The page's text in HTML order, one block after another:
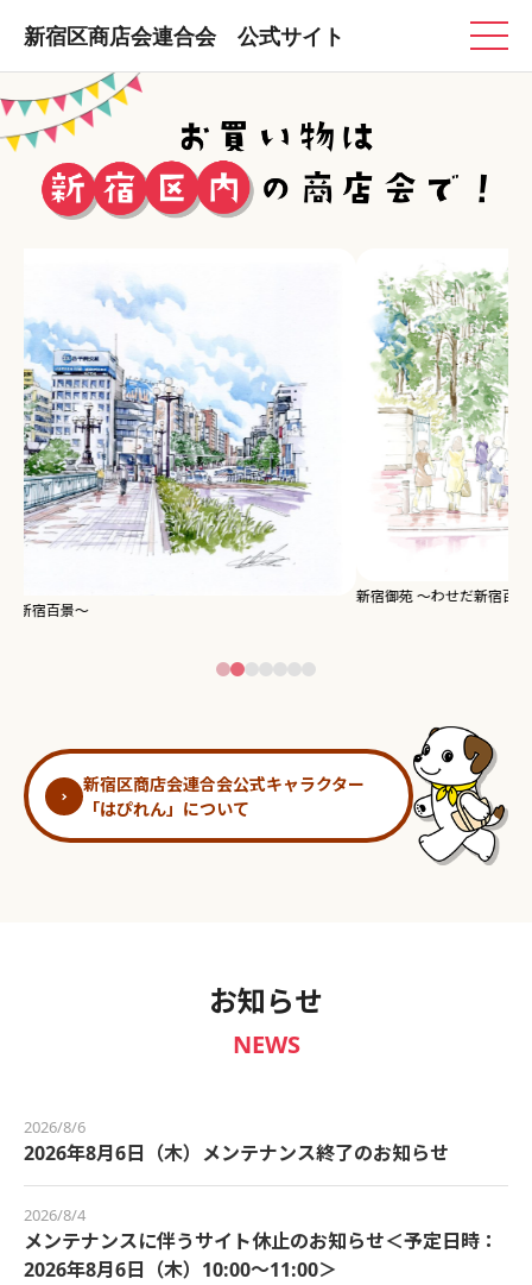
新宿区商店会連合会 公式サイト
新宿区商店会連合会公式キャラクター
「はぴれん」について
お知らせ
NEWS
2026/8/6
2026年8月6日（木）メンテナンス終了のお知らせ
2026/8/4
メンテナンスに伴うサイト休止のお知らせ＜予定日時：
2026年8月6日（木）10:00～11:00＞